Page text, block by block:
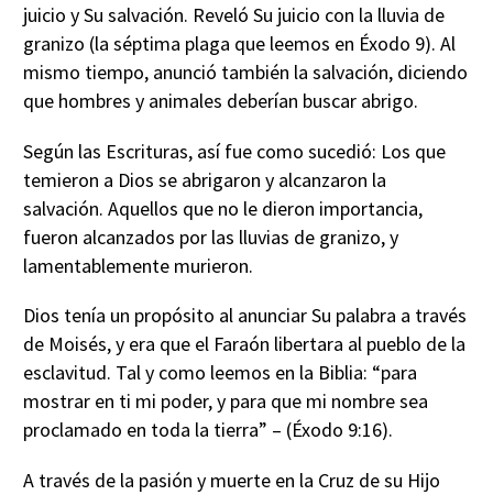
juicio y Su salvación. Reveló Su juicio con la lluvia de
granizo (la séptima plaga que leemos en Éxodo 9). Al
mismo tiempo, anunció también la salvación, diciendo
que hombres y animales deberían buscar abrigo.
Según las Escrituras, así fue como sucedió: Los que
temieron a Dios se abrigaron y alcanzaron la
salvación. Aquellos que no le dieron importancia,
fueron alcanzados por las lluvias de granizo, y
lamentablemente murieron.
Dios tenía un propósito al anunciar Su palabra a través
de Moisés, y era que el Faraón libertara al pueblo de la
esclavitud. Tal y como leemos en la Biblia: “para
mostrar en ti mi poder, y para que mi nombre sea
proclamado en toda la tierra” – (Éxodo 9:16).
A través de la pasión y muerte en la Cruz de su Hijo